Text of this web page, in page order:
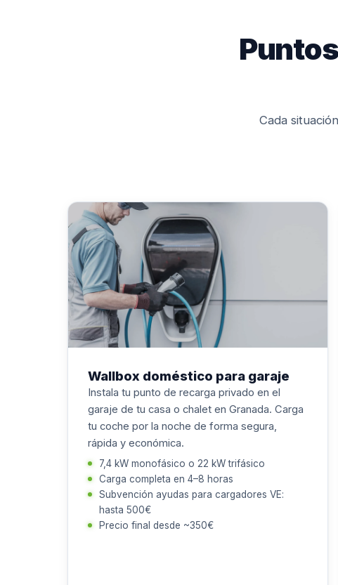
Cada
Wallbox doméstico para garaje
Instala tu punto de recarga privado en el
garaje de tu casa o chalet en Granada. Carga
tu coche por la noche de forma segura,
rápida y económica.
7,4 kW monofásico o 22 kW trifásico
Carga completa en 4–8 horas
Subvención ayudas para cargadores VE:
hasta 500€
Precio final desde ~350€